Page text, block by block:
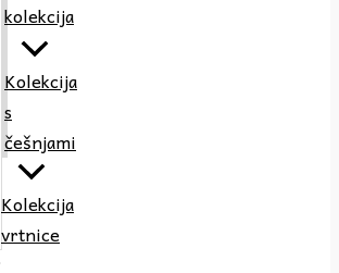
kolekcija
Kolekcija
s
češnjami
Kolekcija
vrtnice